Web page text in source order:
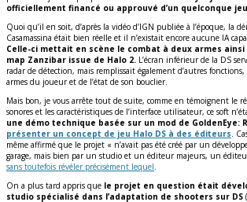
officiellement financé ou approuvé d’un quelconque
Quoi qu’il en soit, d’après la vidéo d’IGN publiée à l’époque, la
Casamassina était bien réelle et il n’existait encore aucune IA
Celle-ci mettait en scène le combat à deux armes ainsi
map Zanzibar issue de Halo 2. L’écran inférieur de la DS
radar de détection, mais remplissait également d’autres fonctions,
armes du joueur et de l’état de son bouclier.
Mais bon, je vous arrête tout de suite, comme en témoignent le
sonores et les caractéristiques de l’interface utilisateur, ce soft
une démo technique basée sur un mod de GoldenEye:
présenter un concept de jeu Halo DS à des éditeurs .
même affirmé que le projet « n’avait pas été créé par un
garage, mais bien par un studio et un éditeur majeurs, un
sans toutefois révéler précisément lequel
On a plus tard appris que le projet en question était
studio spécialisé dans l’adaptation de shooters sur DS